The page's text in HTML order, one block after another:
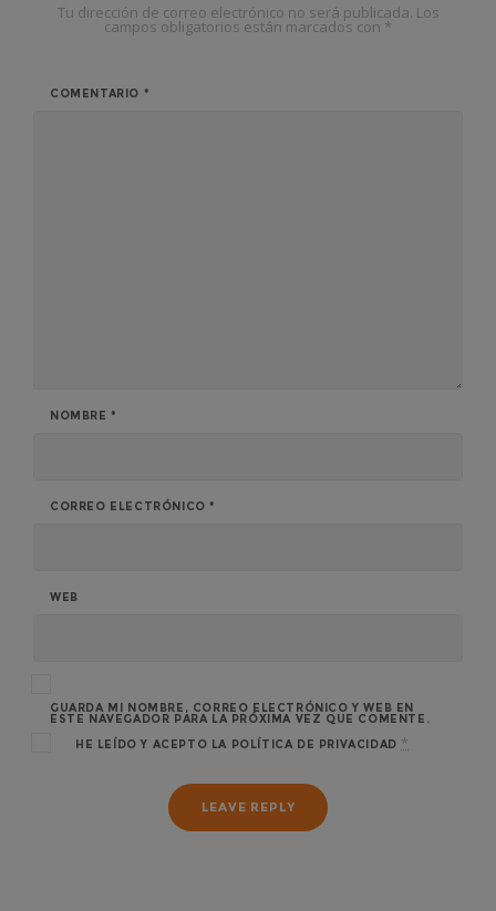
Tu dirección de correo electrónico no será publicada. Los
campos obligatorios están marcados con *
COMENTARIO *
NOMBRE *
CORREO ELECTRÓNICO *
WEB
GUARDA MI NOMBRE, CORREO ELECTRÓNICO Y WEB EN
ESTE NAVEGADOR PARA LA PRÓXIMA VEZ QUE COMENTE.
HE LEÍDO Y ACEPTO LA POLÍTICA DE PRIVACIDAD *